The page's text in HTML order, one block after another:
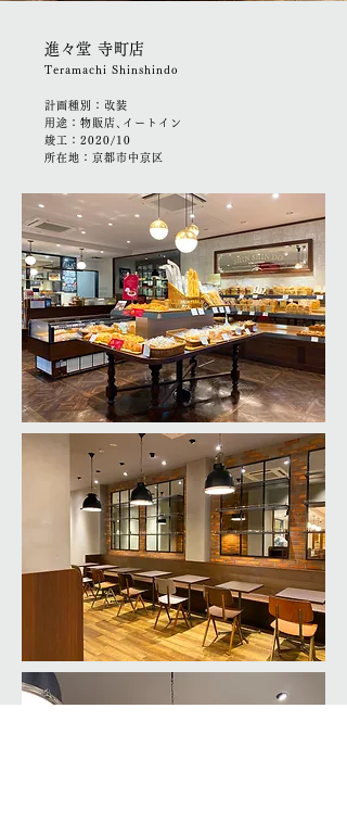
​進々堂 寺町店
Teramachi Shinshindo
計画種別：改装
用途：物販店､イートイン
竣工：2020/10
所在地：京都市中京区